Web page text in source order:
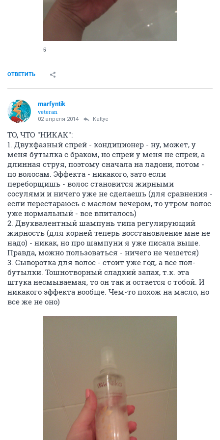
5
ОТВЕТИТЬ
marfyntik
veteran
02 апреля 2014 Kattye
ТО, ЧТО "НИКАК":
1. Двухфазный спрей - кондиционер - ну, может, у
меня бутылка с браком, но спрей у меня не спрей, а
длинная струя, поэтому сначала на ладони, потом -
по волосам. Эффекта - никакого, зато если
переборщишь - волос становится жирными
сосулями и ничего уже не сделаешь (для сравнения -
если перестараюсь с маслом вечером, то утром волос
уже нормальный - все впиталось)
2. Двухвалентный шампунь типа регулирующий
жирность (для корней теперь восстановление мне не
надо) - никак, но про шампуни я уже писала выше.
Правда, можно пользоваться - ничего не чешется)
3. Сыворотка для волос - стоит уже год, а все пол-
бутылки. Тошнотворный сладкий запах, т.к. эта
штука несмываемая, то он так и остается с тобой. И
никакого эффекта вообще. Чем-то похож на масло, но
все же не оно)